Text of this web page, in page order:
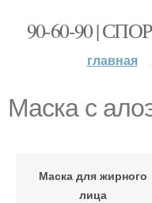
90-60-90 |
главная
Маска с
Маска для жирного
лица